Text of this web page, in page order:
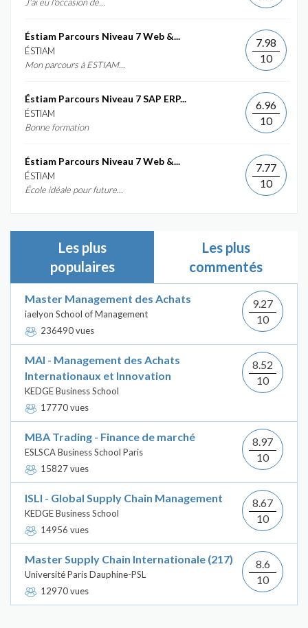
Éstiam Parcours Niveau 7 Web &...
ÉSTIAM
Mon parcours à ESTIAM...
7.98
10
Éstiam Parcours Niveau 7 SAP ERP...
ÉSTIAM
Bonne formation
6.96
10
Éstiam Parcours Niveau 7 Web &...
ÉSTIAM
École idéale pour future...
7.77
10
Les plus
populaires
Les plus
commentés
Master Management des Achats
iaelyon School of Management
236490 vues
9.27
10
MAI - Management des Achats
Internationaux et Innovation
KEDGE Business School
17770 vues
8.52
10
MBA Trading - Finance de marché
ESLSCA Business School Paris
15827 vues
8.97
10
ISLI - Global Supply Chain Management
KEDGE Business School
14956 vues
8.67
10
Master Supply Chain Internationale (217)
Université Paris Dauphine-PSL
12970 vues
8.6
10